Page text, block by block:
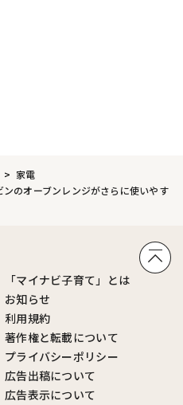
家電
のオーブンレンジがさらに使いやす
「マイナビ子育て」とは
お知らせ
利用規約
著作権と転載について
プライバシーポリシー
広告出稿について
広告表示について